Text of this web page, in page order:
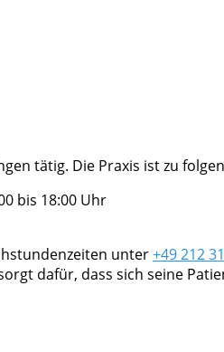
tätig. Die Praxis ist zu
bis 18:00 Uhr
unter+49 212
dafür, dass sich seine